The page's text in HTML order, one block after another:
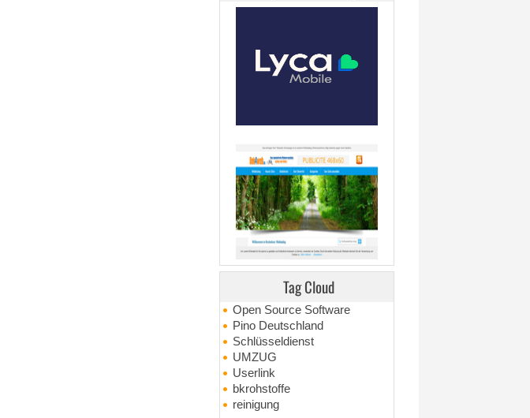
Tag Cloud
Open Source Software
Pino Deutschland
Schlüsseldienst
UMZUG
Userlink
bkrohstoffe
reinigung